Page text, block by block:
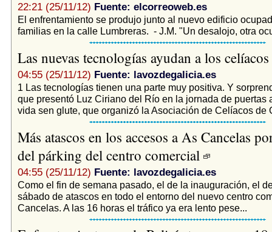
22:21 (25/11/12) Fuente: elcorreoweb.es
El enfrentamiento se produjo junto al nuevo edificio
familias en la calle Lumbreras. - J.M. "Un desalojo, otra
Las nuevas tecnologías ayudan a los celíacos
04:55 (25/11/12) Fuente: lavozdegalicia.es
1 Las tecnologías tienen una parte muy positiva. Y
que presentó Luz Ciriano del Río en la jornada de puertas
vida sen glute, que organizó la Asociación de Celíacos de
Más atascos en los accesos a As Cancelas
del párking del centro comercial
04:55 (25/11/12) Fuente: lavozdegalicia.es
Como el fin de semana pasado, el de la inauguración, el
sábado de atascos en todo el entorno del nuevo centro
Cancelas. A las 16 horas el tráfico ya era lento pese...